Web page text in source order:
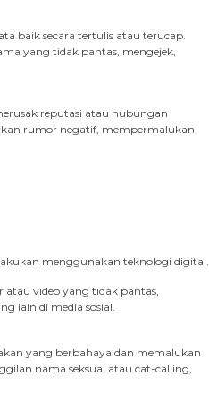
baik secara tertulis atau terucap.
yang tidak pantas, mengejek,
reputasi atau hubungan
rumor negatif, mempermalukan
menggunakan teknologi digital.
video yang tidak pantas,
lain di media sosial.
yang berbahaya dan memalukan
nama seksual atau cat-calling,